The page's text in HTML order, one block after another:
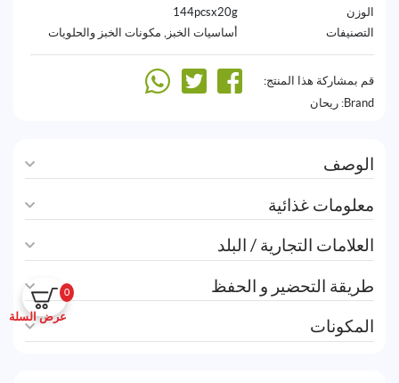
0
عرض السلة
الوزن
144pcsx20g
التصنيفات
أساسيات الخبز , مكونات الخبز والحلويات
قم بمشاركة هذا المنتج:
Brand: ريحان
الوصف
معلومات غذائية
العلامات التجارية / البلد
طريقة التحضير و الحفظ
المكونات